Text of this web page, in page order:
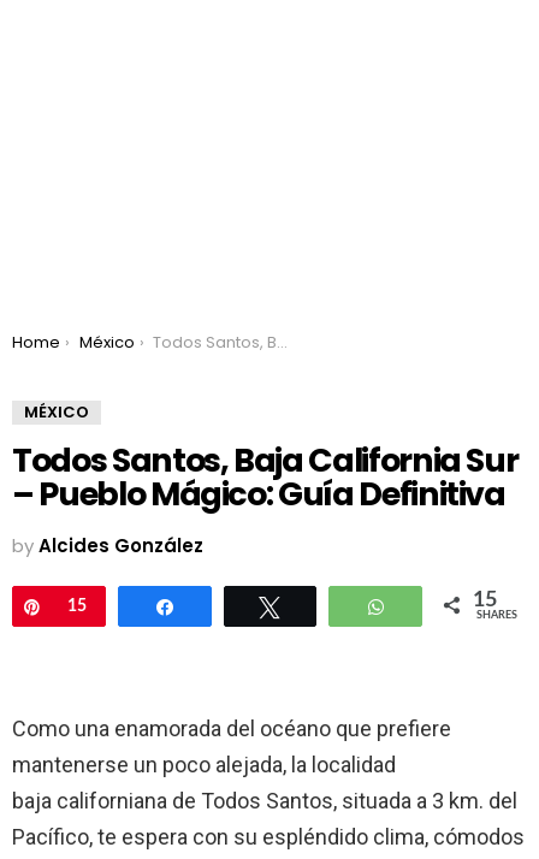
You are here:
Home México Todos Santos, Baja California Sur – Pueblo Mágico: Guía Definitiva
MÉXICO
Todos Santos, Baja California Sur
– Pueblo Mágico: Guía Definitiva
byAlcides González
Pin
15 WhatsApp15
SHARES
Como una enamorada del océano que prefiere
mantenerse un poco alejada, la localidad
baja californiana de Todos Santos, situada a 3 km. del
Pacífico, te espera con su espléndido clima, cómodos